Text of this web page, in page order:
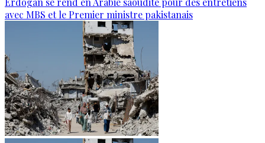
avec MBS et le Premier ministre pakistanais